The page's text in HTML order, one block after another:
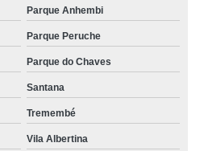
Parque Anhembi
Parque Peruche
Parque do Chaves
Santana
Tremembé
Vila Albertina